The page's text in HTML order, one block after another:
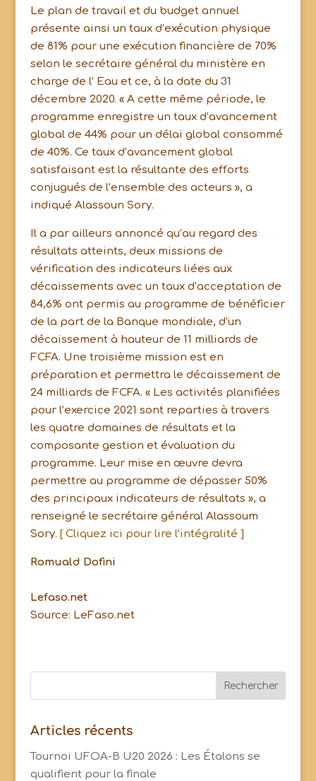
Le plan de travail et du budget annuel
présente ainsi un taux d’exécution physique
de 81% pour une exécution financière de 70%
selon le secrétaire général du ministère en
charge de l’ Eau et ce, à la date du 31
décembre 2020. « A cette même période, le
programme enregistre un taux d’avancement
global de 44% pour un délai global consommé
de 40%. Ce taux d’avancement global
satisfaisant est la résultante des efforts
conjugués de l’ensemble des acteurs », a
indiqué Alassoun Sory.
Il a par ailleurs annoncé qu’au regard des
résultats atteints, deux missions de
vérification des indicateurs liées aux
décaissements avec un taux d’acceptation de
84,6% ont permis au programme de bénéficier
de la part de la Banque mondiale, d’un
décaissement à hauteur de 11 milliards de
FCFA. Une troisième mission est en
préparation et permettra le décaissement de
24 milliards de FCFA. « Les activités planifiées
pour l’exercice 2021 sont reparties à travers
les quatre domaines de résultats et la
composante gestion et évaluation du
programme. Leur mise en œuvre devra
permettre au programme de dépasser 50%
des principaux indicateurs de résultats », a
renseigné le secrétaire général Alassoum
Sory. [ Cliquez ici pour lire l’intégralité ]
Romuald Dofini
Lefaso.net
Source: LeFaso.net
Articles récents
Tournoi UFOA-B U20 2026 : Les Étalons se
qualifient pour la finale